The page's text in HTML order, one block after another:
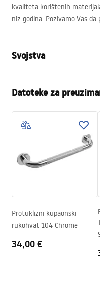
kvaliteta korištenih
niz godina. Pozivamo Vas
Svojstva
Materijal
Vrsta slavine
Način montaže
Max. visina
Sustav Anti-Calc
Tehnologija premazivanja
Razmak priključaka
Datoteke za
Sigurnosne
Jamstveni uvjeti
Upute za montažu
shower_set.pdf
Protuklizni kupaonski
rukohvat 104 Chrome
34,00 €